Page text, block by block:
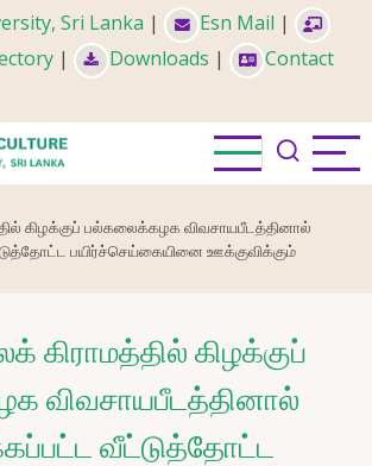
Sri Lanka | Esn Mail |
| Downloads |
Contact
கிழக்குப் பல்கலைக்கழக விவசாயபீடத்தினால்
பயிர்ச்செய்கையினை ஊக்குவிக்கும்
கிராமத்தில் கிழக்குப்
விவசாயபீடத்தினால்
வீட்டுத்தோட்ட